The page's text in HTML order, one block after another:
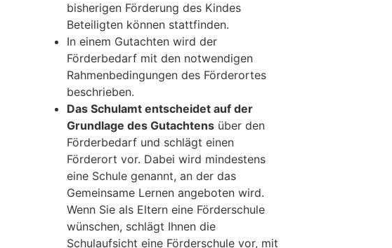
bisherigen Förderung des Kindes
Beteiligten können stattfinden.
In einem Gutachten wird der
Förderbedarf mit den notwendigen
Rahmenbedingungen des Förderortes
beschrieben.
Das Schulamt entscheidet auf der
Grundlage des Gutachtens über den
Förderbedarf und schlägt einen
Förderort vor. Dabei wird mindestens
eine Schule genannt, an der das
Gemeinsame Lernen angeboten wird.
Wenn Sie als Eltern eine Förderschule
wünschen, schlägt Ihnen die
Schulaufsicht eine Förderschule vor, mit